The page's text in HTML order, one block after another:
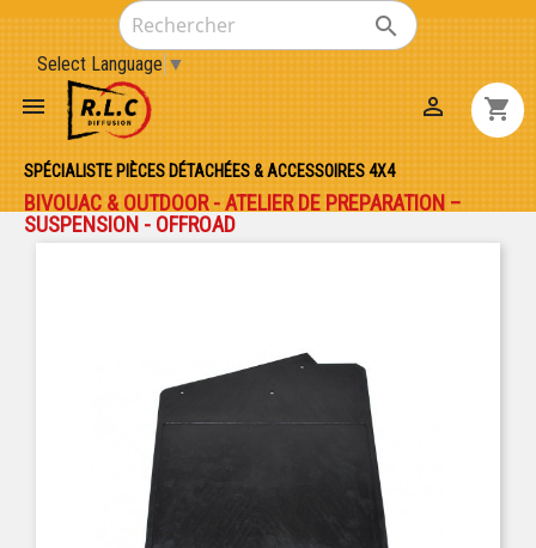

Select Language ▼
 shopping_cart

SPÉCIALISTE PIÈCES DÉTACHÉES & ACCESSOIRES 4X4
BIVOUAC & OUTDOOR - ATELIER DE PREPARATION –
SUSPENSION - OFFROAD